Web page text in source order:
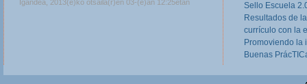
Igandea, 2013(e)ko otsaila(r)en 03-(e)an 12:25etan
Sello Escuela
Resultados de
currículo con la
Promoviendo la
Buenas